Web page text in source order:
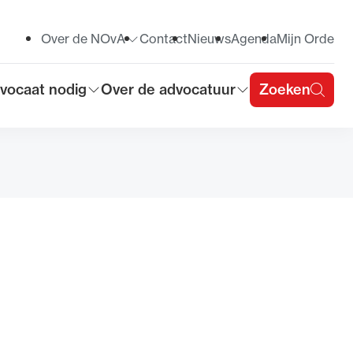
submenu voor
nodig
Toon submenu voor
Over de advocatuur Zoeken
Toon submenu voor
Over de NOvA ContactNieuwsAgendaMijn Orde